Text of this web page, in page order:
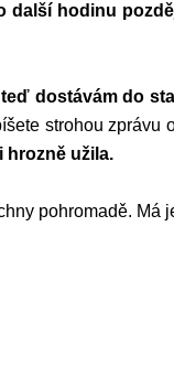
další hodinu
dostávám do
strohou
hrozně užila.
pohromadě.